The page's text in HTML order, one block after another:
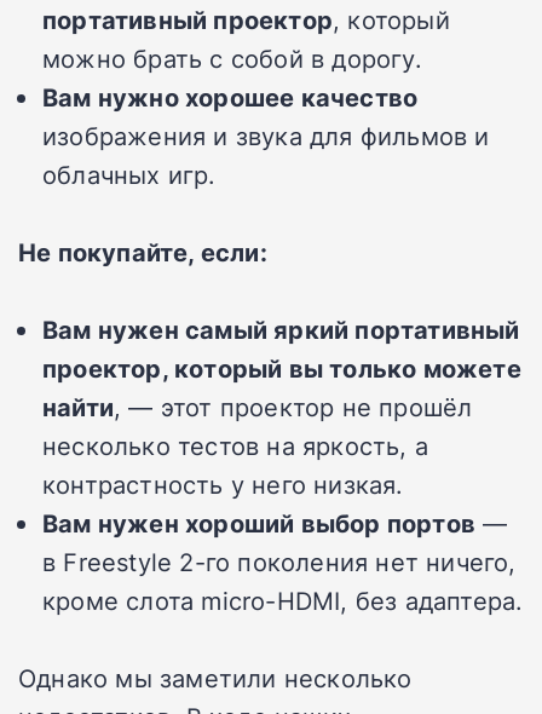
портативный проектор, который
можно брать с собой в дорогу.
Вам нужно хорошее качество
изображения и звука для фильмов и
облачных игр.
Не покупайте, если:
Вам нужен самый яркий портативный
проектор, который вы только можете
найти, — этот проектор не прошёл
несколько тестов на яркость, а
контрастность у него низкая.
Вам нужен хороший выбор портов —
в Freestyle 2-го поколения нет ничего,
кроме слота micro-HDMI, без адаптера.
Однако мы заметили несколько